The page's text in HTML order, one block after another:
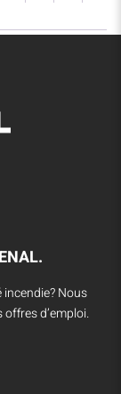
Nous
d’emploi.